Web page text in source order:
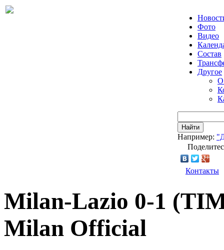
Фото
Видео
Состав
Другое
О
Найти
Например:
Контакты
Milan-Lazio 0-1
Milan Official